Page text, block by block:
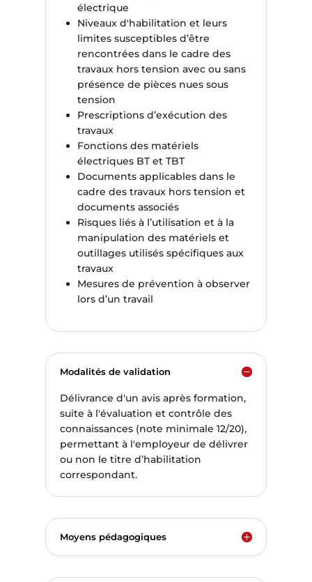
électrique
Niveaux d'habilitation et leurs
limites susceptibles d’être
rencontrées dans le cadre des
travaux hors tension avec ou sans
présence de pièces nues sous
tension
Prescriptions d’exécution des
travaux
Fonctions des matériels
électriques BT et TBT
Documents applicables dans le
cadre des travaux hors tension et
documents associés
Risques liés à l’utilisation et à la
manipulation des matériels et
outillages utilisés spécifiques aux
travaux
Mesures de prévention à observer
lors d’un travail
Modalités de validation
Délivrance d'un avis après formation,
suite à l'évaluation et contrôle des
connaissances (note minimale 12/20),
permettant à l'employeur de délivrer
ou non le titre d’habilitation
correspondant.
Moyens pédagogiques